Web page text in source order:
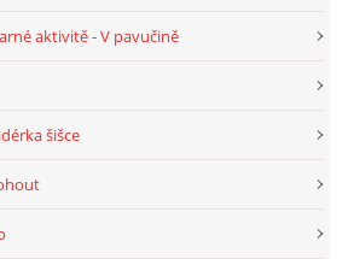
aktivitě - V pavučině
šišce